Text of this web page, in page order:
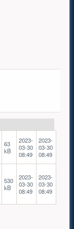
63
kB
2023-
03-30
08:49
2023-
03-30
08:49
530
kB
2023-
03-30
08:49
2023-
03-30
08:49